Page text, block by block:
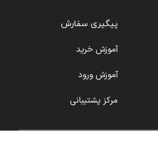
پیگیری سفارش
آموزش خرید
آموزش ورود
مرکز پشتیبانی